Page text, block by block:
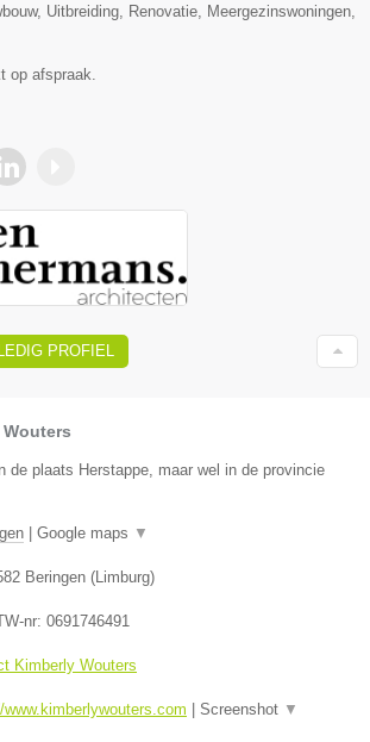
Uitbreiding, Renovatie, Meergezinswoningen,
op afspraak.
PROFIEL
de plaats Herstappe, maar wel in de provincie
Google maps ▼
Beringen (Limburg)
nr: 0691746491
Kimberly Wouters
www.kimberlywouters.com Screenshot ▼